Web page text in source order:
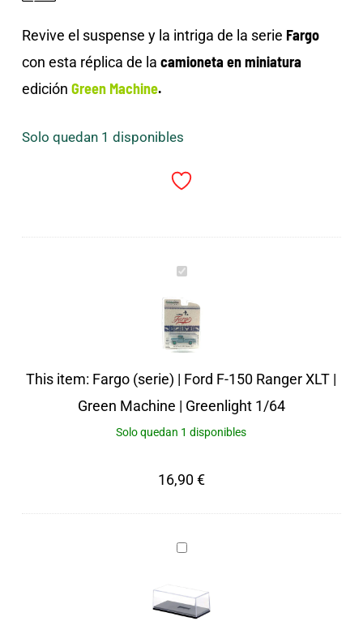
Revive el suspense y la intriga de la serie Fargo
con esta réplica de la camioneta en miniatura
edición Green Machine.
Solo quedan 1 disponibles
Fargo
(serie)
|
Ford
F-
150
Ranger
|
Green
Machine
Greenlight
1/64
This item: Fargo (serie) | Ford F-150 Ranger XLT |
Green Machine | Greenlight 1/64
Solo quedan 1 disponibles
16,90€
Urna
peana